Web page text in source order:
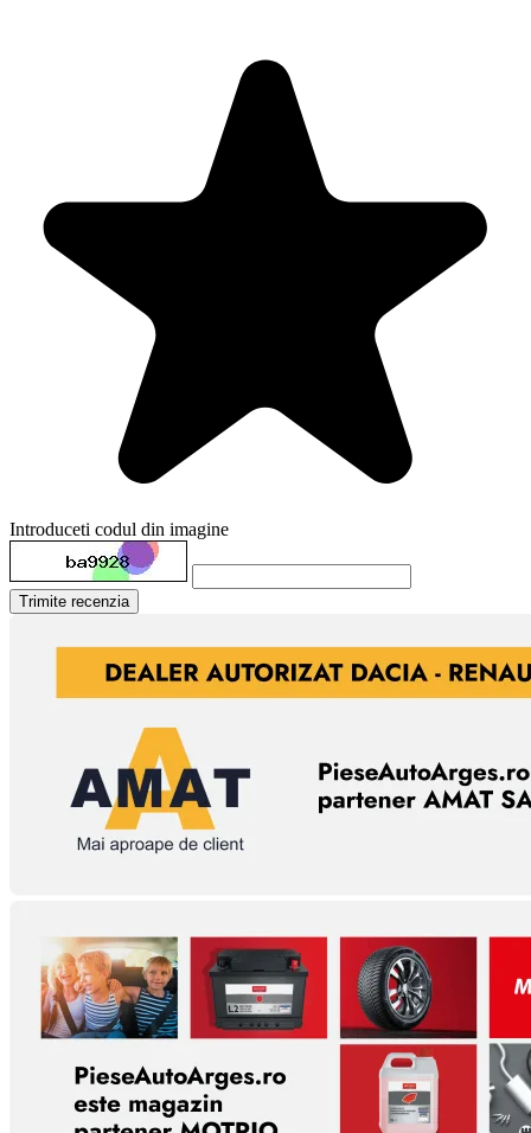
Introduceti codul din imagine
Trimite recenzia